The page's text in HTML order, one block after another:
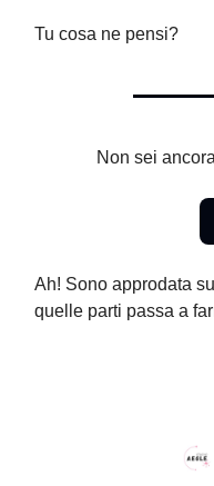
Tu cosa ne pensi?
Non sei
Ah! Sono approdata su
quelle parti passa a